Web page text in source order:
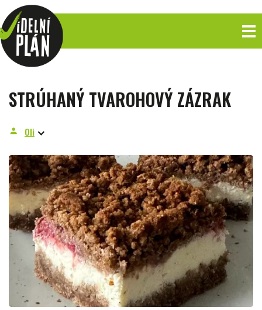
STRÚHANÝ TVAROHOVÝ ZÁZRAK
person Oli